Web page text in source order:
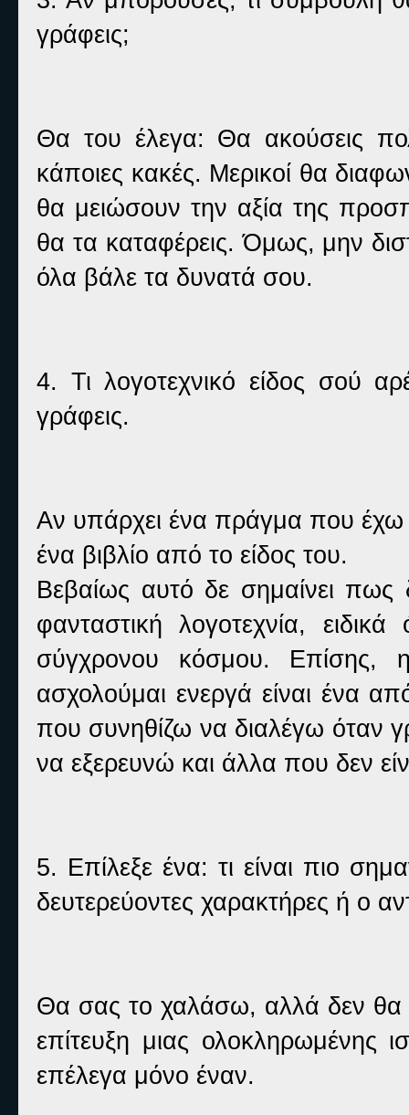
γράφεις;
Θα του έλεγα: Θα ακούσεις
κάποιες κακές. Μερικοί θα
θα μειώσουν την αξία της
θα τα καταφέρεις. Όμως, μην
όλα βάλε τα δυνατά σου.
4. Τι λογοτεχνικό είδος σού
γράφεις.
Αν υπάρχει ένα πράγμα που έχω
ένα βιβλίο από το είδος του.
Βεβαίως αυτό δε σημαίνει πως
φανταστική λογοτεχνία,
σύγχρονου κόσμου. Επίσης,
ασχολούμαι ενεργά είναι ένα
που συνηθίζω να διαλέγω όταν
να εξερευνώ και άλλα που δεν
5. Επίλεξε ένα: τι είναι πιο
δευτερεύοντες χαρακτήρες ή ο
Θα σας το χαλάσω, αλλά δεν θα
επίτευξη μιας ολοκληρωμένης
επέλεγα μόνο έναν.